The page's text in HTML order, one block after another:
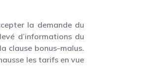
la demande du
d’informations du
clause bonus-malus.
les tarifs en vue